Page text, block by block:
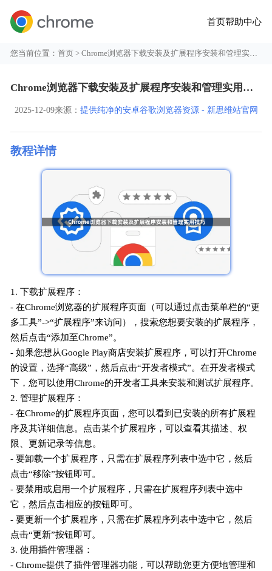
首页帮助中心
您当前位置：首页 > Chrome浏览器下载安装及扩展程序安装和管理实用技巧
Chrome浏览器下载安装及扩展程序安装和管理实用技巧
2025-12-09来源： 提供纯净的安卓谷歌浏览器资源 - 新思维站官网
教程详情
1. 下载扩展程序：
- 在Chrome浏览器的扩展程序页面（可以通过点击菜单栏的“更
多工具”->“扩展程序”来访问），搜索您想要安装的扩展程序，
然后点击“添加至Chrome”。
- 如果您想从Google Play商店安装扩展程序，可以打开Chrome
的设置，选择“高级”，然后点击“开发者模式”。在开发者模式
下，您可以使用Chrome的开发者工具来安装和测试扩展程序。
2. 管理扩展程序：
- 在Chrome的扩展程序页面，您可以看到已安装的所有扩展程
序及其详细信息。点击某个扩展程序，可以查看其描述、权
限、更新记录等信息。
- 要卸载一个扩展程序，只需在扩展程序列表中选中它，然后
点击“移除”按钮即可。
- 要禁用或启用一个扩展程序，只需在扩展程序列表中选中
它，然后点击相应的按钮即可。
- 要更新一个扩展程序，只需在扩展程序列表中选中它，然后
点击“更新”按钮即可。
3. 使用插件管理器：
- Chrome提供了插件管理器功能，可以帮助您更方便地管理和